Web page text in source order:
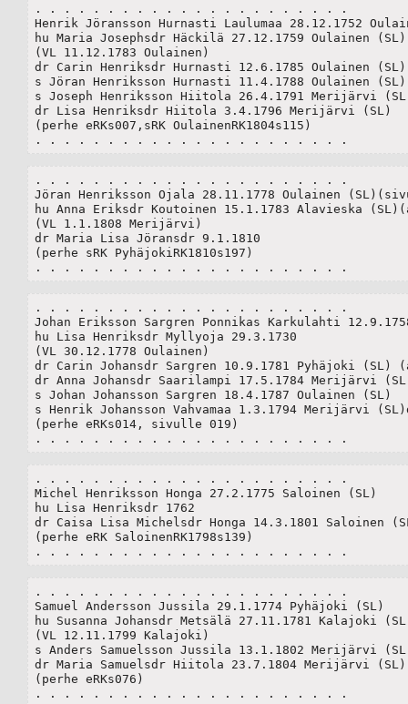
. . . . . . . . . . . . . . . . . . . . . .
Henrik Jöransson Hurnasti Laulumaa 28.12.1752
hu Maria Josephsdr Häckilä 27.12.1759 Oulainen (SL)
(VL 11.12.1783 Oulainen)
dr Carin Henriksdr Hurnasti 12.6.1785 Oulainen (SL)
s Jöran Henriksson Hurnasti 11.4.1788 Oulainen (SL)
s Joseph Henriksson Hiitola 26.4.1791 Merijärvi
dr Lisa Henriksdr Hiitola 3.4.1796 Merijärvi (SL)
(perhe eRKs007,sRK OulainenRK1804s115)
. . . . . . . . . . . . . . . . . . . . . .
. . . . . . . . . . . . . . . . . . . . . .
Jöran Henriksson Ojala 28.11.1778 Oulainen
hu Anna Eriksdr Koutoinen 15.1.1783 Alavieska
(VL 1.1.1808 Merijärvi)
dr Maria Lisa Jöransdr 9.1.1810
(perhe sRK PyhäjokiRK1810s197)
. . . . . . . . . . . . . . . . . . . . . .
. . . . . . . . . . . . . . . . . . . . . .
Johan Eriksson Sargren Ponnikas Karkulahti
hu Lisa Henriksdr Myllyoja 29.3.1730
(VL 30.12.1778 Oulainen)
dr Carin Johansdr Sargren 10.9.1781 Pyhäjoki
dr Anna Johansdr Saarilampi 17.5.1784 Merijärvi
s Johan Johansson Sargren 18.4.1787 Oulainen (SL)
s Henrik Johansson Vahvamaa 1.3.1794 Merijärvi
(perhe eRKs014, sivulle 019)
. . . . . . . . . . . . . . . . . . . . . .
. . . . . . . . . . . . . . . . . . . . . .
Michel Henriksson Honga 27.2.1775 Saloinen (SL)
hu Lisa Henriksdr 1762
dr Caisa Lisa Michelsdr Honga 14.3.1801 Saloinen
(perhe eRK SaloinenRK1798s139)
. . . . . . . . . . . . . . . . . . . . . .
. . . . . . . . . . . . . . . . . . . . . .
Samuel Andersson Jussila 29.1.1774 Pyhäjoki (SL)
hu Susanna Johansdr Metsälä 27.11.1781 Kalajoki
(VL 12.11.1799 Kalajoki)
s Anders Samuelsson Jussila 13.1.1802 Merijärvi
dr Maria Samuelsdr Hiitola 23.7.1804 Merijärvi (SL)
(perhe eRKs076)
. . . . . . . . . . . . . . . . . . . . . .